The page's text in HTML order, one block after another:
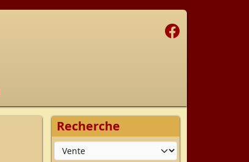
Facebook
Recherche
Type d'offre